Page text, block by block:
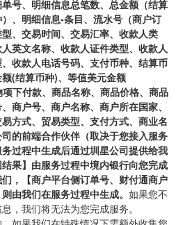
号、明细信息总笔数、总金额（结算
、明细信息-条目、流水号（商户订
、交易时间、交易汇率、收款人类
英文名称、收款人证件类型、收款人
收款人电话号码、支付币种、结算币
(结算币种)、等值美元金额
项下付款、商品名称、商品价格、商品
商户号、商户名称、商户所在国家、
方式、贸易类型、支付方式、商业名
的前端合作伙伴（取决于您接入服务
过程中生成后通过圳星公司提供给我
果】由服务过程中境内银行向您完成
，【商户平台侧订单号、财付通商户
由我们在服务过程中生成。 如果您不
，我们将无法为您完成服务。